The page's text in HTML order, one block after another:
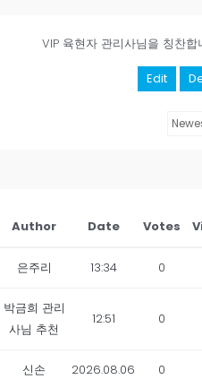
VIP 육현자 관리사님을 칭찬합
Edit
Author Date Votes
은주리 13:34 0
박금희 관리
사님 추천
12:51 0
신손 2026.08.06 0